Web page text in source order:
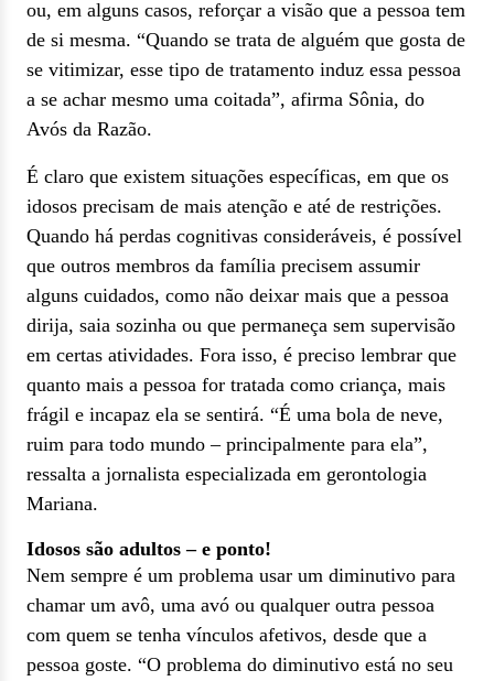
ou, em alguns casos, reforçar a visão que a pessoa tem
de si mesma. “Quando se trata de alguém que gosta de
se vitimizar, esse tipo de tratamento induz essa pessoa
a se achar mesmo uma coitada”, afirma Sônia, do
Avós da Razão.
É claro que existem situações específicas, em que os
idosos precisam de mais atenção e até de restrições.
Quando há perdas cognitivas consideráveis, é possível
que outros membros da família precisem assumir
alguns cuidados, como não deixar mais que a pessoa
dirija, saia sozinha ou que permaneça sem supervisão
em certas atividades. Fora isso, é preciso lembrar que
quanto mais a pessoa for tratada como criança, mais
frágil e incapaz ela se sentirá. “É uma bola de neve,
ruim para todo mundo – principalmente para ela”,
ressalta a jornalista especializada em gerontologia
Mariana.
Idosos são adultos – e ponto!
Nem sempre é um problema usar um diminutivo para
chamar um avô, uma avó ou qualquer outra pessoa
com quem se tenha vínculos afetivos, desde que a
pessoa goste. “O problema do diminutivo está no seu